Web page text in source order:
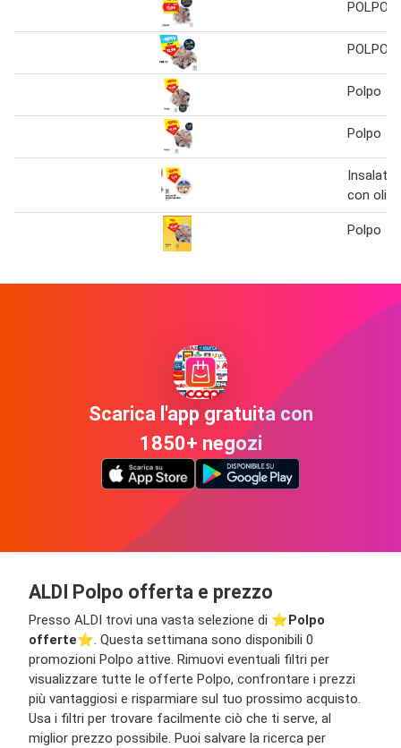
POLPO
POLPO
Polpo
Polpo
Insalata
con olive
Polpo
Scarica l'app gratuita con
1850+ negozi
ALDI Polpo offerta e prezzo
Presso ALDI trovi una vasta selezione di ⭐️Polpo
offerte⭐️. Questa settimana sono disponibili 0
promozioni Polpo attive. Rimuovi eventuali filtri per
visualizzare tutte le offerte Polpo, confrontare i prezzi
più vantaggiosi e risparmiare sul tuo prossimo acquisto.
Usa i filtri per trovare facilmente ciò che ti serve, al
miglior prezzo possibile. Puoi salvare la ricerca per